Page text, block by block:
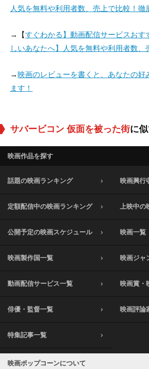
人気を無料や利用者数、売上で比較！徹
→【すぐわかる】動画配信サービスおす
しいあなたへ】人気を無料や利用者数、
→映画のレビューを書くと、あなたの好
ます！
サバービコン 仮面を被った街に
映画作品を探す
話題の映画ランキング 映画興行
定額配信中の映画ランキング 上映中の
公開予定の映画スケジュール 映画一覧
映画製作国一覧 映画ジャ
動画配信サービス一覧 映画賞・
俳優・監督一覧 映画評論
特集記事一覧
映画ポップコーンについて